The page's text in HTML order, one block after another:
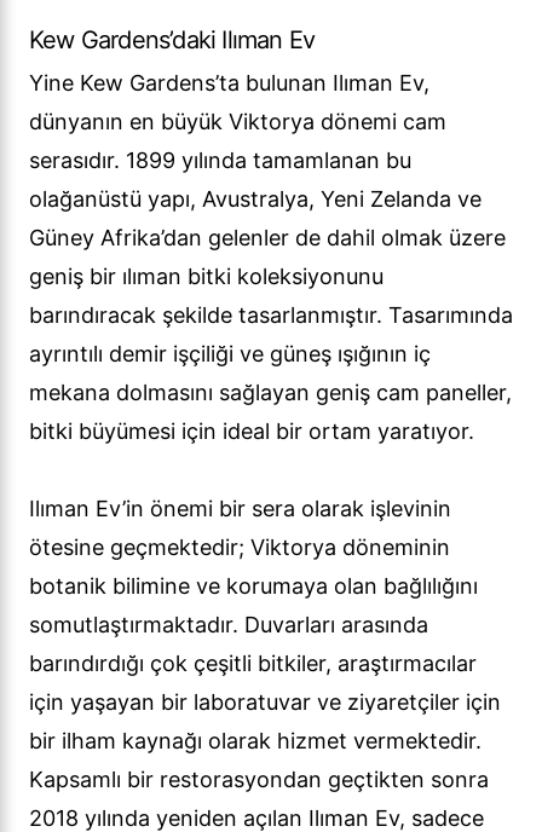
Kew Gardens’daki Ilıman Ev
Yine Kew Gardens’ta bulunan Ilıman Ev,
dünyanın en büyük Viktorya dönemi cam
serasıdır. 1899 yılında tamamlanan bu
olağanüstü yapı, Avustralya, Yeni Zelanda ve
Güney Afrika’dan gelenler de dahil olmak üzere
geniş bir ılıman bitki koleksiyonunu
barındıracak şekilde tasarlanmıştır. Tasarımında
ayrıntılı demir işçiliği ve güneş ışığının iç
mekana dolmasını sağlayan geniş cam paneller,
bitki büyümesi için ideal bir ortam yaratıyor.
Ilıman Ev’in önemi bir sera olarak işlevinin
ötesine geçmektedir; Viktorya döneminin
botanik bilimine ve korumaya olan bağlılığını
somutlaştırmaktadır. Duvarları arasında
barındırdığı çok çeşitli bitkiler, araştırmacılar
için yaşayan bir laboratuvar ve ziyaretçiler için
bir ilham kaynağı olarak hizmet vermektedir.
Kapsamlı bir restorasyondan geçtikten sonra
2018 yılında yeniden açılan Ilıman Ev, sadece